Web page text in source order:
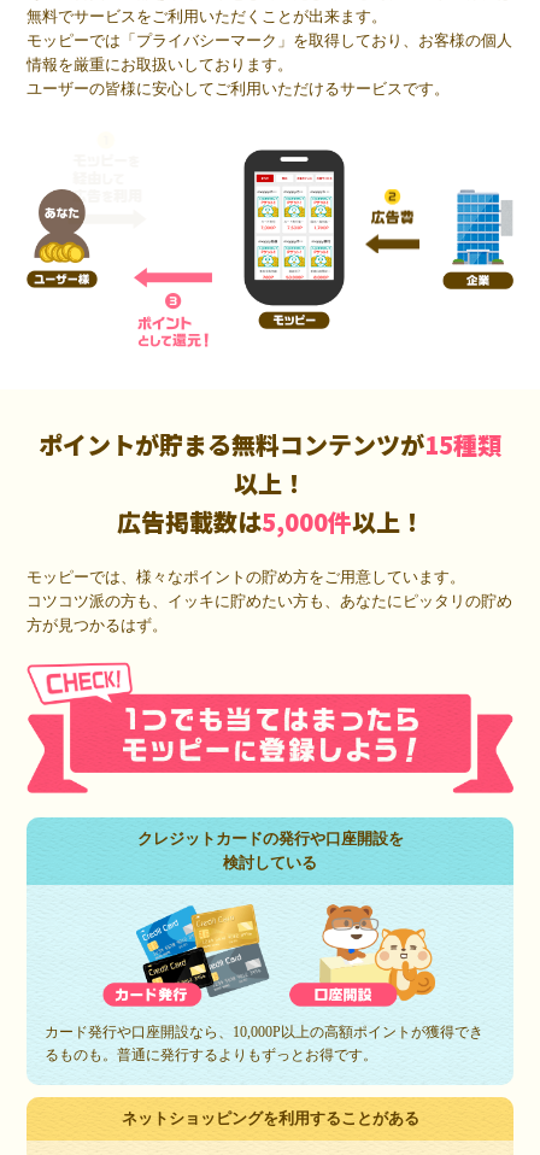
無料でサービスをご利用いただくことが出来ます。
モッピーでは「プライバシーマーク」を取得しており、お客様の個人
情報を厳重にお取扱いしております。
ユーザーの皆様に安心してご利用いただけるサービスです。
ポイントが貯まる無料コンテンツが15種類
以上！
広告掲載数は5,000件以上！
モッピーでは、様々なポイントの貯め方をご用意しています。
コツコツ派の方も、イッキに貯めたい方も、あなたにピッタリの貯め
方が見つかるはず。
クレジットカードの発行や口座開設を
検討している
カード発行や口座開設なら、10,000P以上の高額ポイントが獲得でき
るものも。普通に発行するよりもずっとお得です。
ネットショッピングを利用することがある